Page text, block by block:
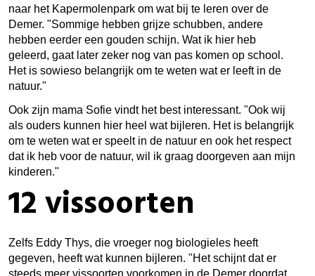
naar het Kapermolenpark om wat bij te leren over de
Demer. "Sommige hebben grijze schubben, andere
hebben eerder een gouden schijn. Wat ik hier heb
geleerd, gaat later zeker nog van pas komen op school.
Het is sowieso belangrijk om te weten wat er leeft in de
natuur."
Ook zijn mama Sofie vindt het best interessant. "Ook wij
als ouders kunnen hier heel wat bijleren. Het is belangrijk
om te weten wat er speelt in de natuur en ook het respect
dat ik heb voor de natuur, wil ik graag doorgeven aan mijn
kinderen."
12 vissoorten
Zelfs Eddy Thys, die vroeger nog biologieles heeft
gegeven, heeft wat kunnen bijleren. "Het schijnt dat er
steeds meer vissoorten voorkomen in de Demer doordat